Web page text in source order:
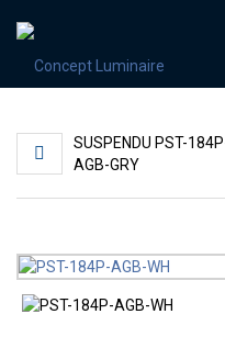
SUSPENDU PST-
AGB-GRY